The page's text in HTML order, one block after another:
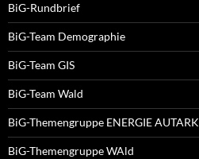
BiG-Rundbrief
BiG-Team Demographie
BiG-Team GIS
BiG-Team Wald
BiG-Themengruppe ENERGIE AUTARK
BiG-Themengruppe WAld